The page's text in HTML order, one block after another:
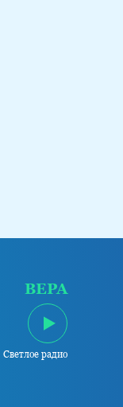
ВЕРА
Светлое радио